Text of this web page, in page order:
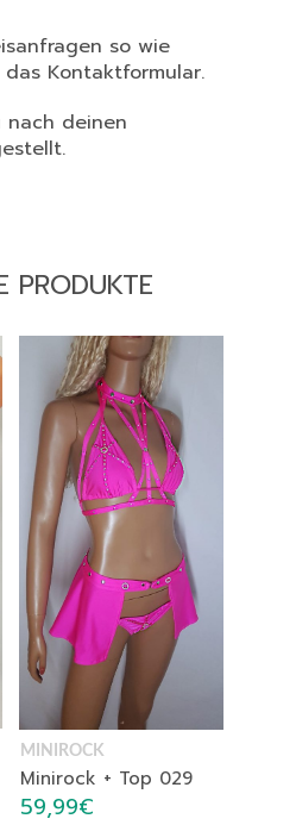
so wie
Kontaktformular.
nach deinen
PRODUKTE
MINIROCK
Minirock + Top 029
59,99€